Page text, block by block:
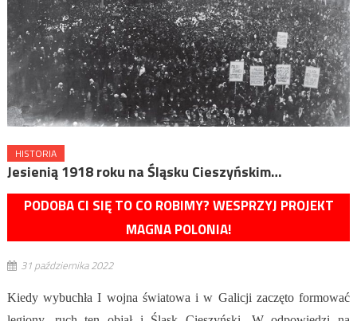
HISTORIA
Jesienią 1918 roku na Śląsku Cieszyńskim…
PODOBA CI SIĘ TO CO ROBIMY? WESPRZYJ PROJEKT
MAGNA POLONIA!
31 października 2022
Kiedy wybuchła I wojna światowa i w Galicji zaczęto formować